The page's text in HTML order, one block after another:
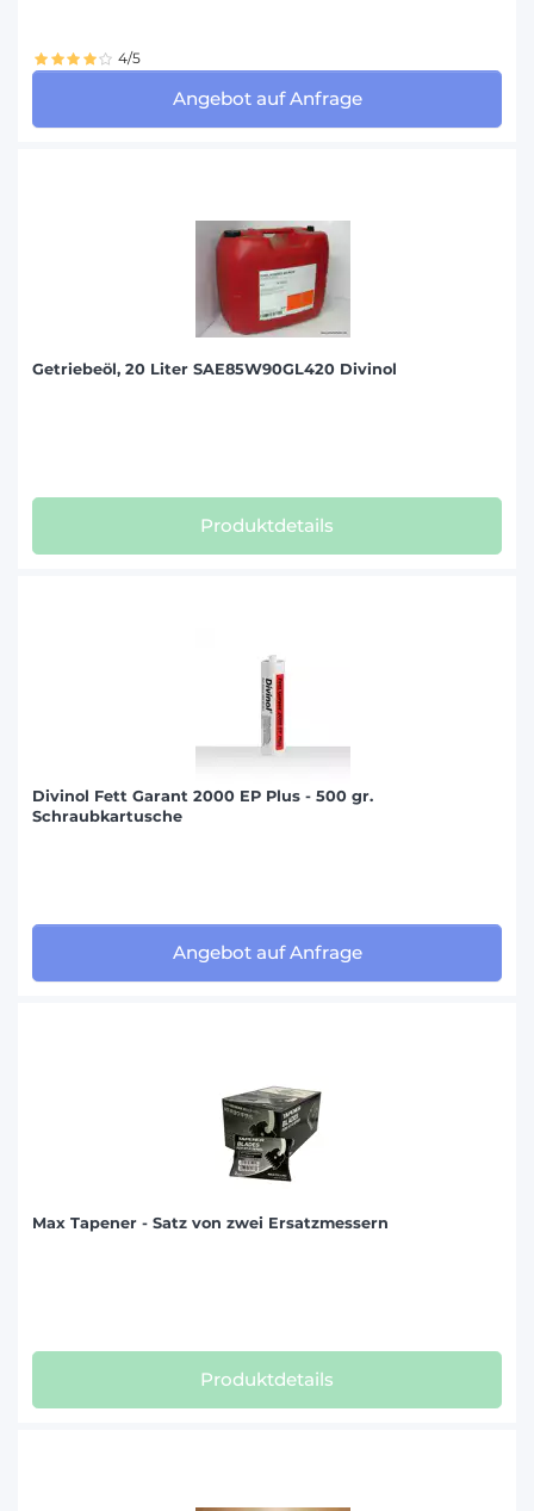
4/5
Angebot auf Anfrage
Getriebeöl, 20 Liter SAE85W90GL420 Divinol
Produktdetails
Divinol Fett Garant 2000 EP Plus - 500 gr.
Schraubkartusche
Angebot auf Anfrage
Max Tapener - Satz von zwei Ersatzmessern
Produktdetails